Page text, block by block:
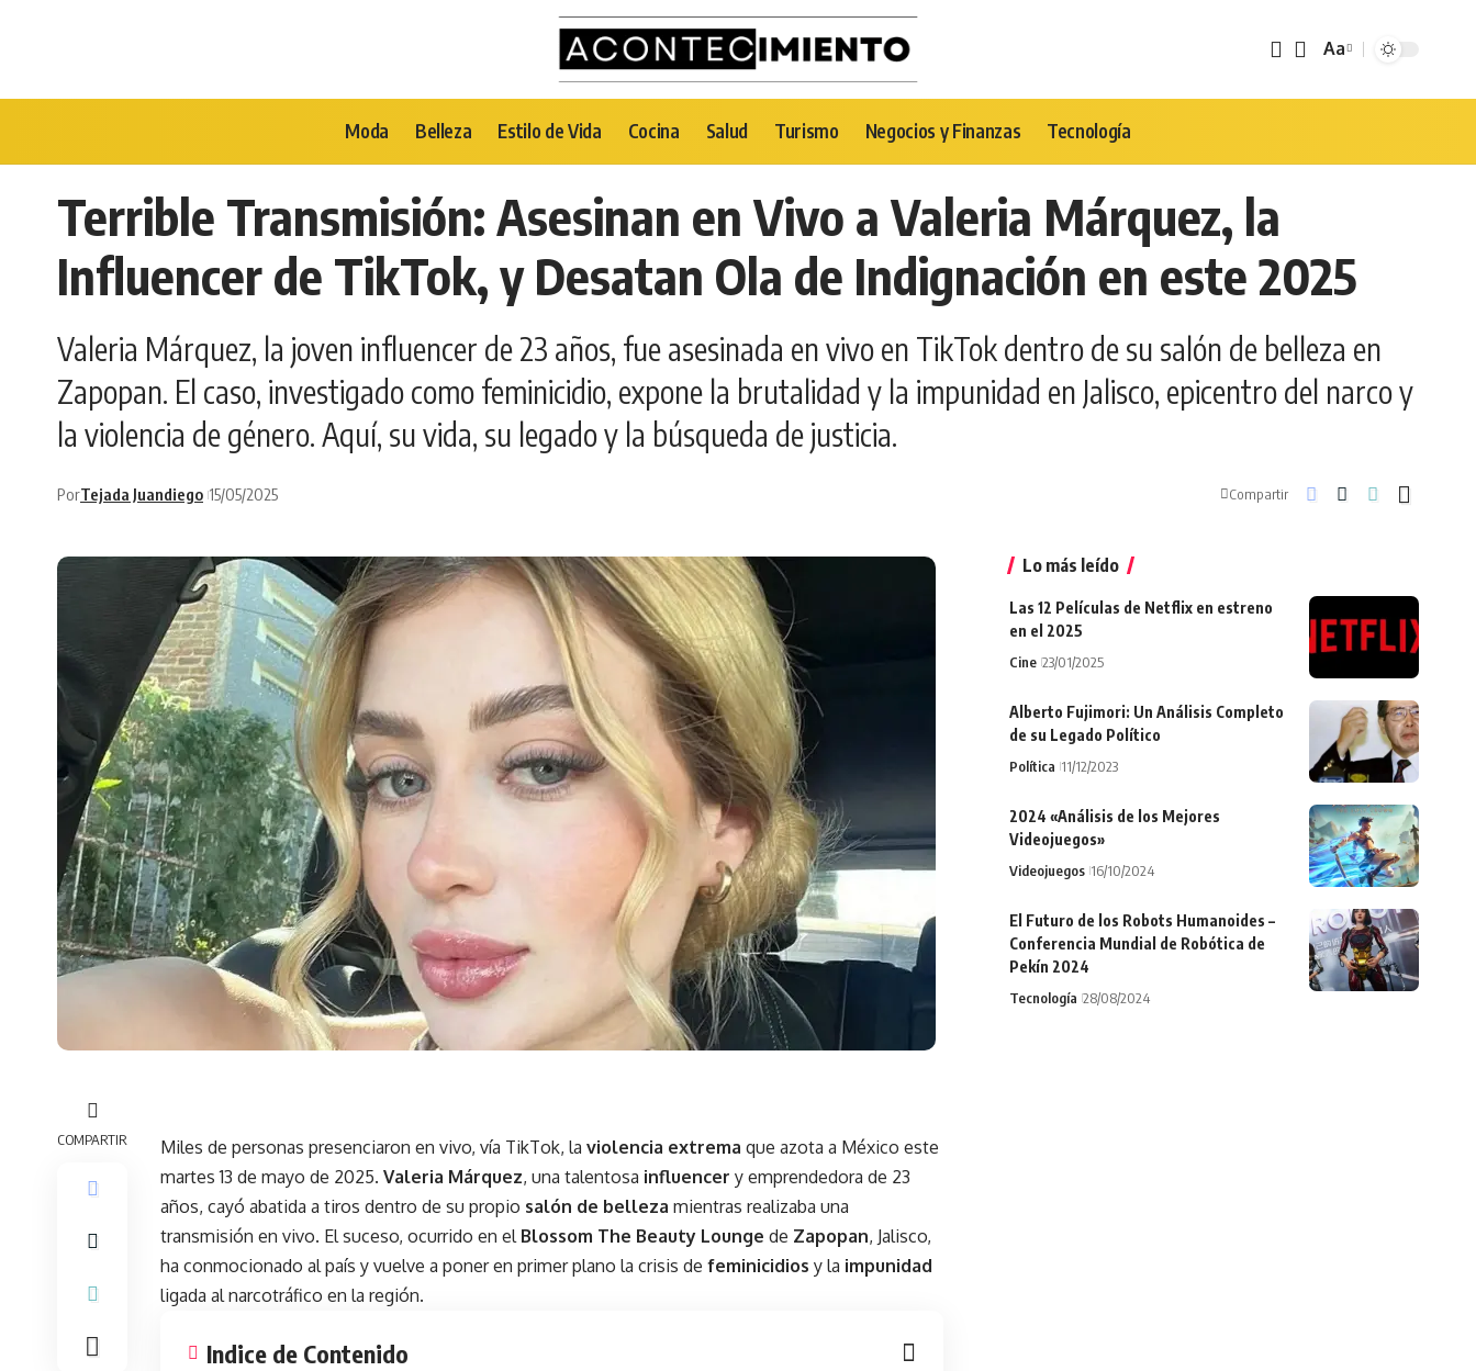
Tamaño
Aa
Moda Belleza Estilo de Vida Cocina Salud Turismo Negocios y Finanzas Tecnología
Terrible Transmisión: Asesinan en Vivo a Valeria Márquez, la
Influencer de TikTok, y Desatan Ola de Indignación en este 2025
Valeria Márquez, la joven influencer de 23 años, fue asesinada en vivo en TikTok dentro de su salón de belleza en
Zapopan. El caso, investigado como feminicidio, expone la brutalidad y la impunidad en Jalisco, epicentro del narco y
la violencia de género. Aquí, su vida, su legado y la búsqueda de justicia.
PorTejada Juandiego 15/05/2025 Compartir
COMPARTIR Miles de personas presenciaron en vivo, vía TikTok, la violencia extrema que azota a México este
martes 13 de mayo de 2025. Valeria Márquez, una talentosa influencer y emprendedora de 23
años, cayó abatida a tiros dentro de su propio salón de belleza mientras realizaba una
transmisión en vivo. El suceso, ocurrido en el Blossom The Beauty Lounge de Zapopan, Jalisco,
ha conmocionado al país y vuelve a poner en primer plano la crisis de feminicidios y la impunidad
ligada al narcotráfico en la región.
Indice de Contenido
Lo más leído
Las 12 Películas de Netflix en estreno
en el 2025
Cine 23/01/2025
Alberto Fujimori: Un Análisis Completo
de su Legado Político
Política 11/12/2023
2024 «Análisis de los Mejores
Videojuegos»
Videojuegos 16/10/2024
El Futuro de los Robots Humanoides –
Conferencia Mundial de Robótica de
Pekín 2024
Tecnología 28/08/2024